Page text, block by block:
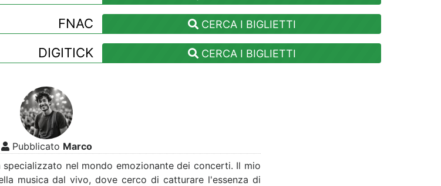
FNAC CERCA I BIGLIETTI
DIGITICK CERCA I BIGLIETTI
Pubblicato Marco
nel mondo emozionante dei concerti. Il mio
musica dal vivo, dove cerco di catturare l'essenza di